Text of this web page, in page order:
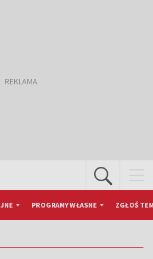
PROGRAMY WŁASNE ZGŁOŚ